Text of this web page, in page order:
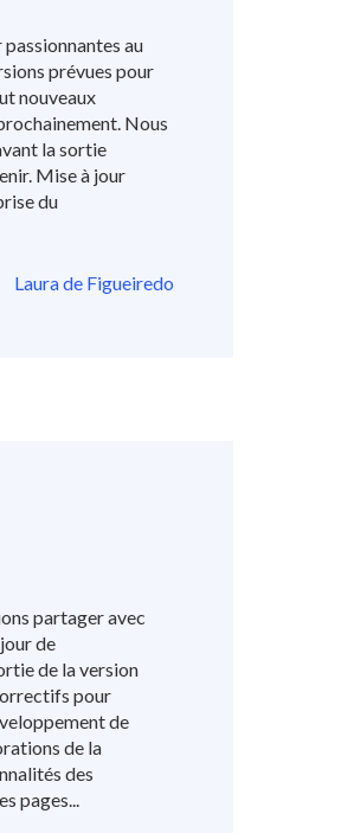
passionnantes au
prévues pour
nouveaux
Nous
la sortie
Mise à jour
du
Laura de Figueiredo
partager avec
de
de la version
pour
de
de la
des
pages...